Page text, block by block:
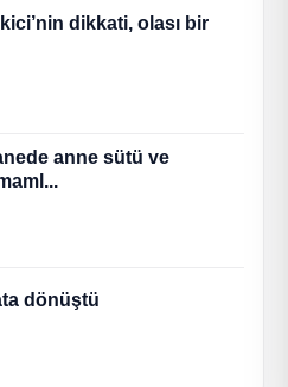
dikkati, olası bir
anne sütü ve
dönüştü